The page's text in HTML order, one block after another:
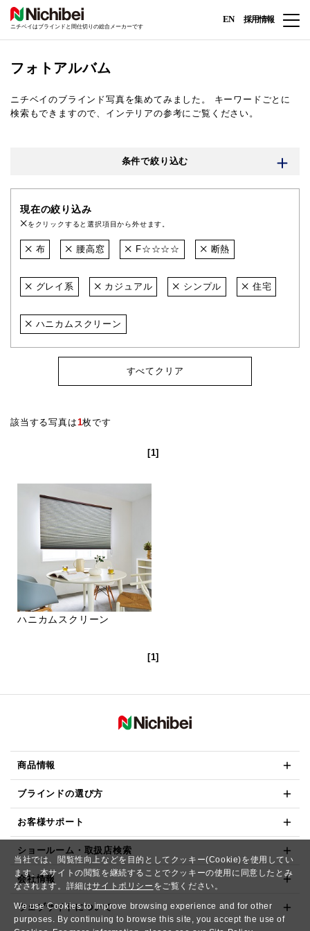
当社では、閲覧性向上などを目的としてクッキー(Cookie)を使用してい
ます。本サイトの閲覧を継続することでクッキーの使用に同意したとみ
なされます。詳細はサイトポリシー をご覧ください。
We use Cookies to improve browsing experience and for other
purposes. By continuing to browse this site, you accept the use of
ニチベイはブラインドと間仕切りの総合メーカーです
EN 採用情報
フォトアルバム
ニチベイのブラインド写真を集めてみました。
キーワードごとに
検索もできますので、インテリアの参考にご覧ください。
条件で絞り込む
現在の絞り込み
をクリックすると選択項目から外せます。
布 腰高窓 F☆☆☆☆ 断熱
グレイ系 カジュアル シンプル 住宅
ハニカムスクリーン
すべてクリア
該当する写真は1枚です
[1]
ハニカムスクリーン
[1]
商品情報
ブラインドの選び方
お客様サポート
ショールーム・取扱店検索
会社情報
ウェブサイトについて